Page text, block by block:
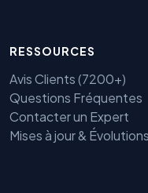
RESSOURCES
Avis Clients (7200+)
Questions Fréquentes
Contacter un Expert
Mises à jour & Évolutions